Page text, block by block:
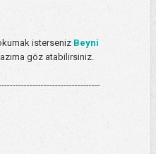
isterseniz Beyni
göz atabilirsiniz.